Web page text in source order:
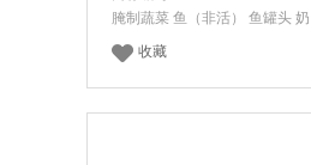
腌制蔬菜 鱼（非活） 鱼罐头 奶
收藏